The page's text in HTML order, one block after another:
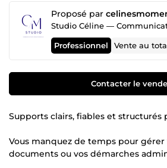
Proposé par
Professionnel Vente au
Contacter le
Supports clairs, fiables et structurés
Vous manquez de temps pour gérer
documents ou vos démarches